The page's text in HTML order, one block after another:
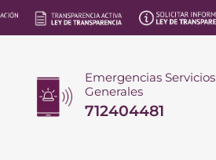
Emergencias Servicios
Generales
712404481